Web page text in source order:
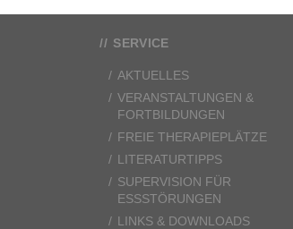
SERVICE
AKTUELLES
VERANSTALTUNGEN &
FORTBILDUNGEN
FREIE THERAPIEPLÄTZE
LITERATURTIPPS
SUPERVISION FÜR
ESSSTÖRUNGEN
LINKS & DOWNLOADS